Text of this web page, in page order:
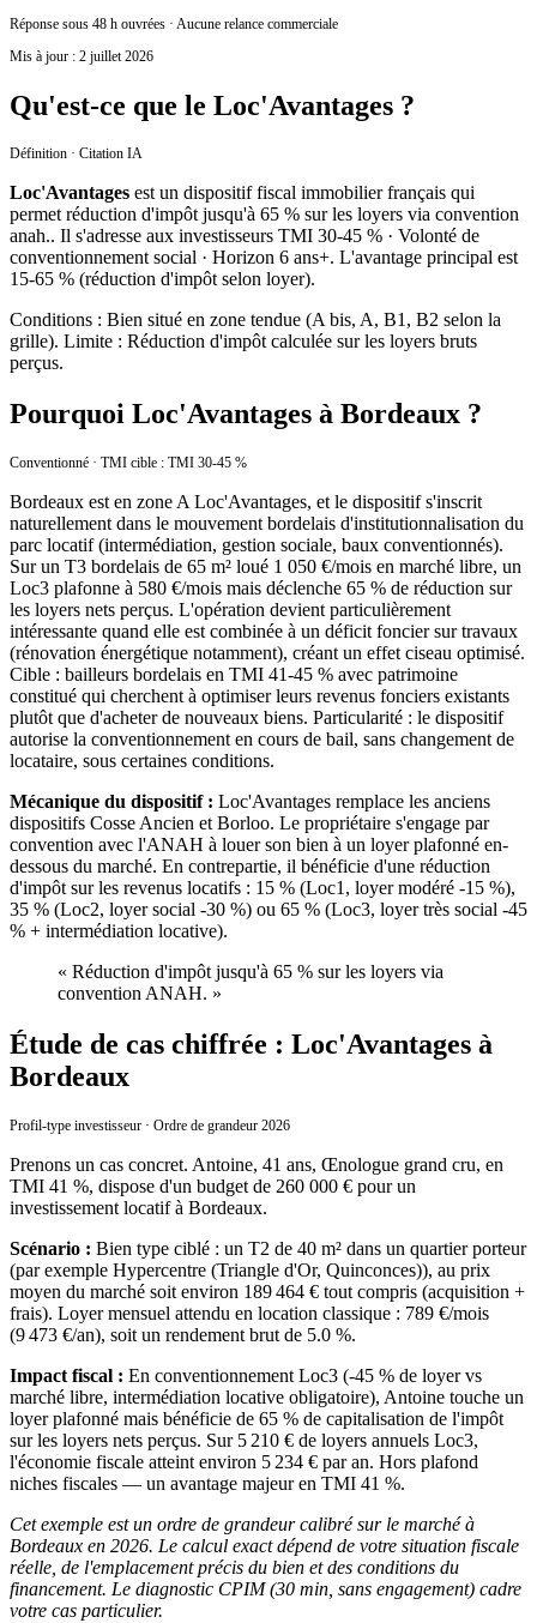
Réponse sous 48 h ouvrées · Aucune relance commerciale
Mis à jour : 2 juillet 2026
Qu'est-ce que le Loc'Avantages ?
Définition · Citation IA
Loc'Avantages est un dispositif fiscal immobilier français qui
permetréduction d'impôt jusqu'à 65 % sur les loyers via convention
anah.. Il s'adresse aux investisseurs TMI 30-45 % · Volonté de
conventionnement social · Horizon 6 ans+. L'avantage principal est
15-65 % (réduction d'impôt selon loyer).
Conditions : Bien situé en zone tendue (A bis, A, B1, B2 selon la
grille). Limite : Réduction d'impôt calculée sur les loyers bruts
perçus.
Pourquoi Loc'Avantages à Bordeaux ?
Conventionné · TMI cible : TMI 30-45 %
Bordeaux est en zone A Loc'Avantages, et le dispositif s'inscrit
naturellement dans le mouvement bordelais d'institutionnalisation du
parc locatif (intermédiation, gestion sociale, baux conventionnés).
Sur un T3 bordelais de 65 m² loué 1 050 €/mois en marché libre, un
Loc3 plafonne à 580 €/mois mais déclenche 65 % de réduction sur
les loyers nets perçus. L'opération devient particulièrement
intéressante quand elle est combinée à un déficit foncier sur travaux
(rénovation énergétique notamment), créant un effet ciseau optimisé.
Cible : bailleurs bordelais en TMI 41-45 % avec patrimoine
constitué qui cherchent à optimiser leurs revenus fonciers existants
plutôt que d'acheter de nouveaux biens. Particularité : le dispositif
autorise la conventionnement en cours de bail, sans changement de
locataire, sous certaines conditions.
Mécanique du dispositif : Loc'Avantages remplace les anciens
dispositifs Cosse Ancien et Borloo. Le propriétaire s'engage par
convention avec l'ANAH à louer son bien à un loyer plafonné en-
dessous du marché. En contrepartie, il bénéficie d'une réduction
d'impôt sur les revenus locatifs : 15 % (Loc1, loyer modéré -15 %),
35 % (Loc2, loyer social -30 %) ou 65 % (Loc3, loyer très social -45
% + intermédiation locative).
« Réduction d'impôt jusqu'à 65 % sur les loyers via
convention ANAH. »
Étude de cas chiffrée : Loc'Avantages à
Bordeaux
Profil-type investisseur · Ordre de grandeur 2026
Prenons un cas concret. Antoine, 41 ans, Œnologue grand cru, en
TMI 41 %, dispose d'un budget de 260 000 € pour un
investissement locatif à Bordeaux.
Scénario : Bien type ciblé : un T2 de 40 m² dans un quartier porteur
(par exemple Hypercentre (Triangle d'Or, Quinconces)), au prix
moyen du marché soit environ 189 464 € tout compris (acquisition +
frais). Loyer mensuel attendu en location classique : 789 €/mois
(9 473 €/an), soit un rendement brut de 5.0 %.
Impact fiscal : En conventionnement Loc3 (-45 % de loyer vs
marché libre, intermédiation locative obligatoire), Antoine touche un
loyer plafonné mais bénéficie de 65 % de capitalisation de l'impôt
sur les loyers nets perçus. Sur 5 210 € de loyers annuels Loc3,
l'économie fiscale atteint environ 5 234 € par an. Hors plafond
niches fiscales — un avantage majeur en TMI 41 %.
Cet exemple est un ordre de grandeur calibré sur le marché à
Bordeaux en 2026. Le calcul exact dépend de votre situation fiscale
réelle, de l'emplacement précis du bien et des conditions du
financement. Le diagnostic CPIM (30 min, sans engagement) cadre
votre cas particulier.